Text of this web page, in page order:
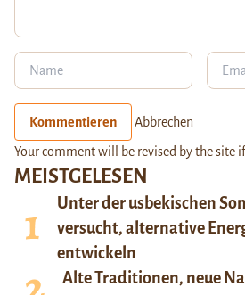
MEISTGELESEN
Unter der usbekischen
versucht, alternative
entwickeln
Alte Traditionen, neue
Kommentieren Abbrechen
Your comment will be revised by the site